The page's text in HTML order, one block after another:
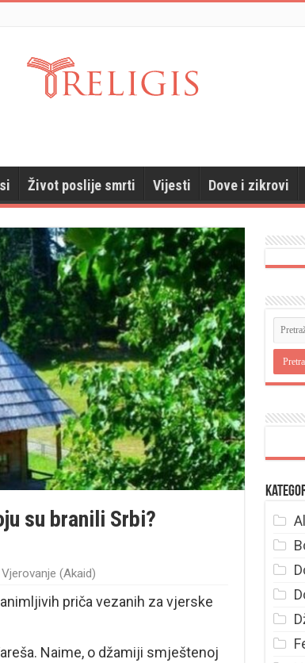
Život poslije smrti Vijesti Dove i zikrovi
su branili Srbi?
Vjerovanje (Akaid)
priča vezanih za vjerske
Naime, o džamiji smještenoj